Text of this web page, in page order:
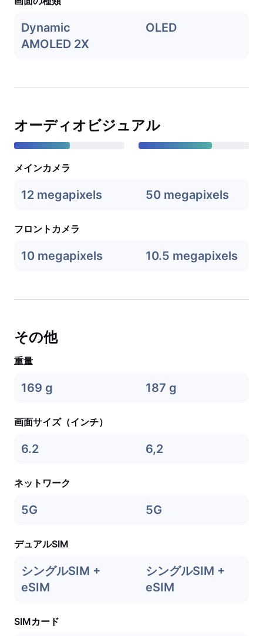
Dynamic
AMOLED 2X
OLED
オーディオビジュアル
メインカメラ
12 megapixels 50 megapixels
フロントカメラ
10 megapixels 10.5 megapixels
その他
重量
169 g 187 g
画面サイズ（インチ）
6.2 6,2
ネットワーク
5G 5G
デュアルSIM
シングルSIM +
eSIM
シングルSIM +
eSIM
SIMカード